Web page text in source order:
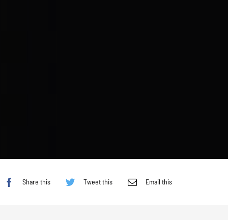
Share this Tweet this Email this